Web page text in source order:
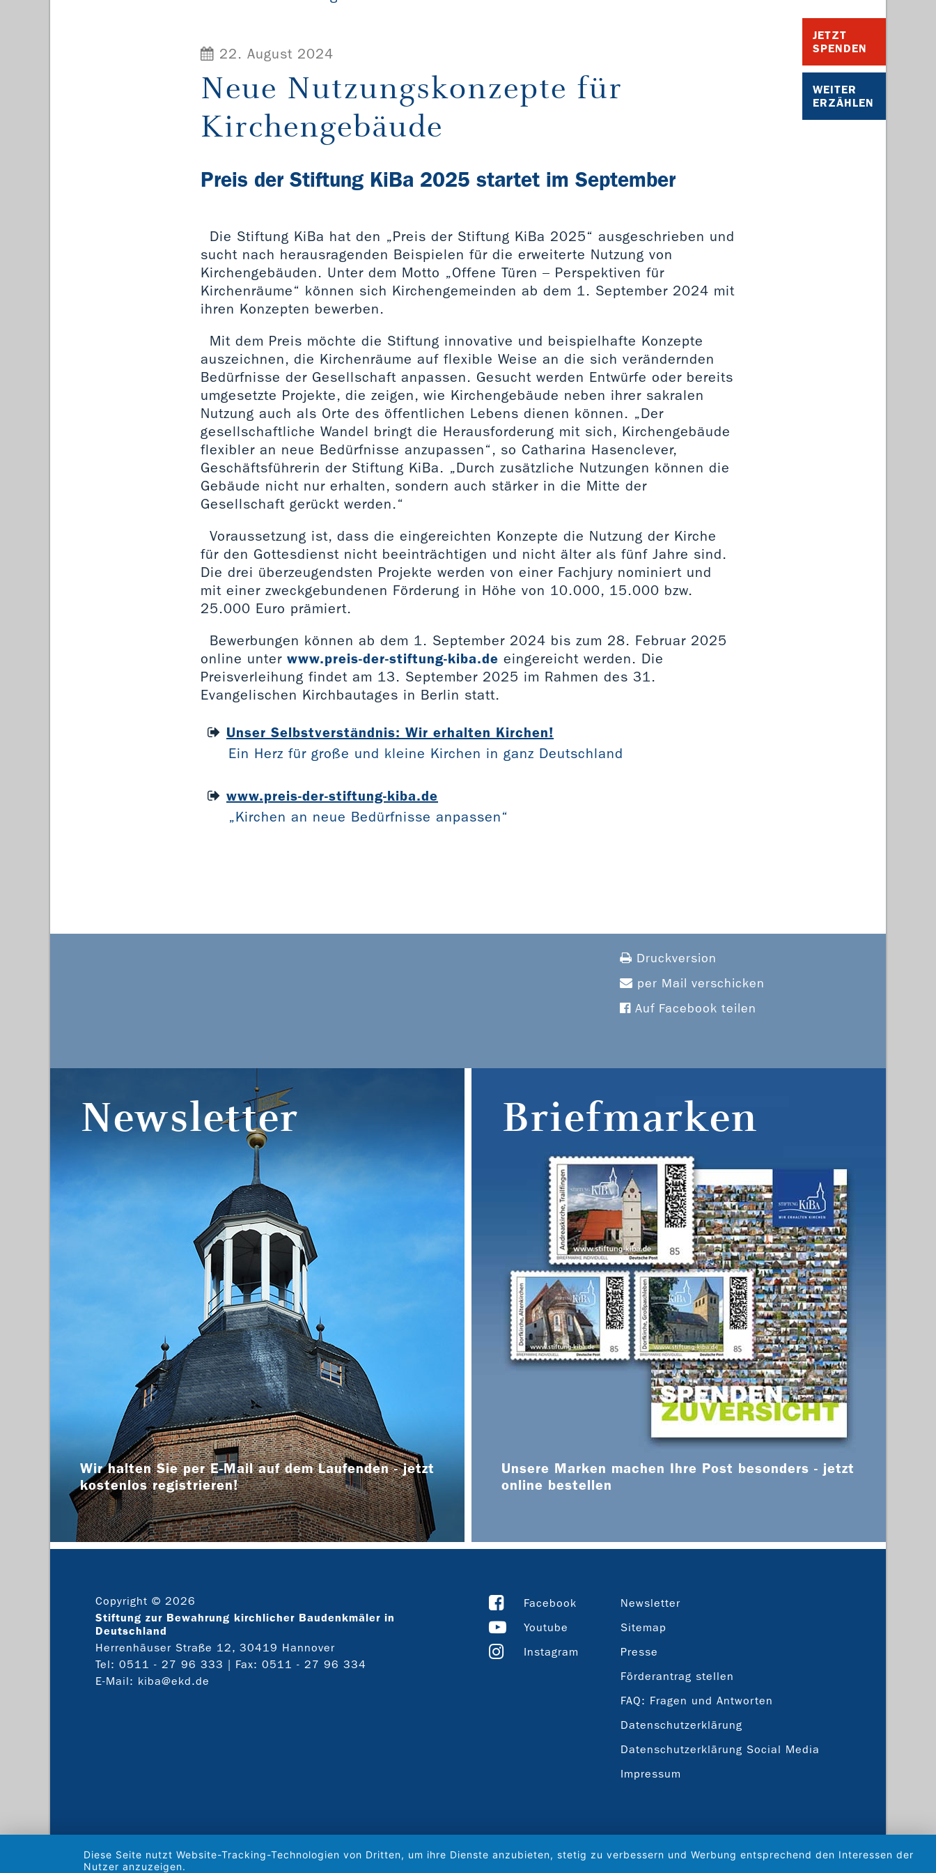
JETZT
SPENDEN
WEITER
ERZÄHLEN
22. August 2024
Neue Nutzungskonzepte für
Kirchengebäude
Preis der Stiftung KiBa 2025 startet im September
Die Stiftung KiBa hat den „Preis der Stiftung KiBa 2025“ ausgeschrieben und
sucht nach herausragenden Beispielen für die erweiterte Nutzung von
Kirchengebäuden. Unter dem Motto „Offene Türen – Perspektiven für
Kirchenräume“ können sich Kirchengemeinden ab dem 1. September 2024 mit
ihren Konzepten bewerben.
Mit dem Preis möchte die Stiftung innovative und beispielhafte Konzepte
auszeichnen, die Kirchenräume auf flexible Weise an die sich verändernden
Bedürfnisse der Gesellschaft anpassen. Gesucht werden Entwürfe oder bereits
umgesetzte Projekte, die zeigen, wie Kirchengebäude neben ihrer sakralen
Nutzung auch als Orte des öffentlichen Lebens dienen können. „Der
gesellschaftliche Wandel bringt die Herausforderung mit sich, Kirchengebäude
flexibler an neue Bedürfnisse anzupassen“, so Catharina Hasenclever,
Geschäftsführerin der Stiftung KiBa. „Durch zusätzliche Nutzungen können die
Gebäude nicht nur erhalten, sondern auch stärker in die Mitte der
Gesellschaft gerückt werden.“
Voraussetzung ist, dass die eingereichten Konzepte die Nutzung der Kirche
für den Gottesdienst nicht beeinträchtigen und nicht älter als fünf Jahre sind.
Die drei überzeugendsten Projekte werden von einer Fachjury nominiert und
mit einer zweckgebundenen Förderung in Höhe von 10.000, 15.000 bzw.
25.000 Euro prämiert.
Bewerbungen können ab dem 1. September 2024 bis zum 28. Februar 2025
online unter www.preis-der-stiftung-kiba.de eingereicht werden. Die
Preisverleihung findet am 13. September 2025 im Rahmen des 31.
Evangelischen Kirchbautages in Berlin statt.
Unser Selbstverständnis: Wir erhalten Kirchen!
Ein Herz für große und kleine Kirchen in ganz Deutschland
www.preis-der-stiftung-kiba.de
„Kirchen an neue Bedürfnisse anpassen“
Druckversion
per Mail verschicken
Auf Facebook teilen
Newsletter
Wir halten Sie per E-Mail auf dem Laufenden - jetzt
kostenlos registrieren!
Briefmarken
Unsere Marken machen Ihre Post besonders - jetzt
online bestellen
Copyright © 2026
Stiftung zur Bewahrung kirchlicher Baudenkmäler in
Deutschland
Herrenhäuser Straße 12, 30419 Hannover
Tel: 0511 - 27 96 333 | Fax: 0511 - 27 96 334
E-Mail: kiba@ekd.de
Facebook
Youtube
Instagram
Newsletter
Sitemap
Presse
Förderantrag stellen
FAQ: Fragen und Antworten
Datenschutzerklärung
Datenschutzerklärung Social Media
Impressum
Diese Seite nutzt Website-Tracking-Technologien von Dritten, um ihre Dienste anzubieten, stetig zu verbessern und Werbung entsprechend den Interessen der
Nutzer anzuzeigen.